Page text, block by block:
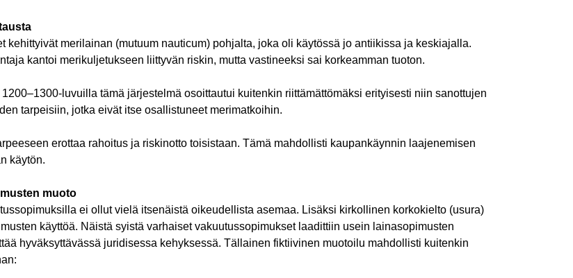
kehittyivät merilainan (mutuum nauticum) pohjalta, joka oli käytössä jo antiikissa ja keskiajalla.
kantoi merikuljetukseen liittyvän riskin, mutta vastineeksi sai korkeamman tuoton.
luvuilla tämä järjestelmä osoittautui kuitenkin riittämättömäksi erityisesti niin sanottujen
tarpeisiin, jotka eivät itse osallistuneet merimatkoihin.
erottaa rahoitus ja riskinotto toisistaan. Tämä mahdollisti kaupankäynnin laajenemisen
käytön.
muoto
ei ollut vielä itsenäistä oikeudellista asemaa. Lisäksi kirkollinen korkokielto (usura)
käyttöä. Näistä syistä varhaiset vakuutussopimukset laadittiin usein lainasopimusten
hyväksyttävässä juridisessa kehyksessä. Tällainen fiktiivinen muotoilu mahdollisti kuitenkin